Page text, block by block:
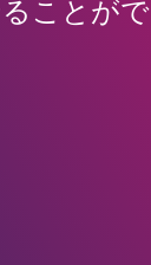
ことがで